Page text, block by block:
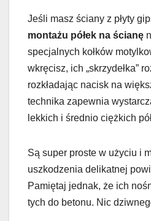
Jeśli masz ściany z płyty
montażu półek na ścianę
specjalnych kołków
wkręcisz, ich „skrzydełka”
rozkładając nacisk na
technika zapewnia
lekkich i średnio ciężkich
Są super proste w użyciu i
uszkodzenia delikatnej
Pamiętaj jednak, że ich
tych do betonu. Nic